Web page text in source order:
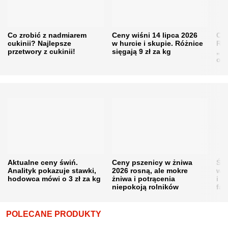
Co zrobić z nadmiarem
cukinii? Najlepsze
przetwory z cukinii!
Ceny wiśni 14 lipca 2026
w hurcie i skupie. Różnice
sięgają 9 zł za kg
Aktualne ceny świń.
Analityk pokazuje stawki,
hodowca mówi o 3 zł za kg
Ceny pszenicy w żniwa
2026 rosną, ale mokre
żniwa i potrącenia
niepokoją rolników
i
POLECANE PRODUKTY